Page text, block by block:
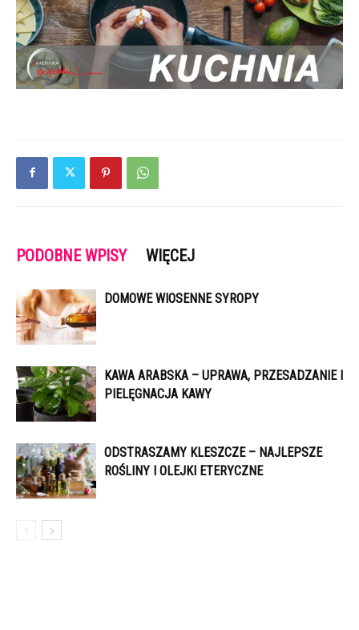
PODOBNE WPISY WIĘCEJ
DOMOWE WIOSENNE SYROPY
KAWA ARABSKA – UPRAWA, PRZESADZANIE I
PIELĘGNACJA KAWY
ODSTRASZAMY KLESZCZE – NAJLEPSZE
ROŚLINY I OLEJKI ETERYCZNE